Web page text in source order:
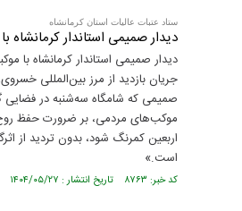
ستاد عتبات عالیات استان کرمانشاه
دیدار صمیمی استاندار
دیدار صمیمی استاندار کرمانشاه با
جریان بازدید از مرز بین‌المللی
صمیمی که شامگاه سه‌شنبه در فضایی
موکب‌های مردمی، بر ضرورت حفظ
اربعین کمرنگ شود، بدون تردید از
است.»
کد خبر: ۸۷۶۳ تاریخ انتشار : ۱۴۰۴/۰۵/۲۷